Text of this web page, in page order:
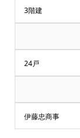
3階建
24戸
伊藤忠商事